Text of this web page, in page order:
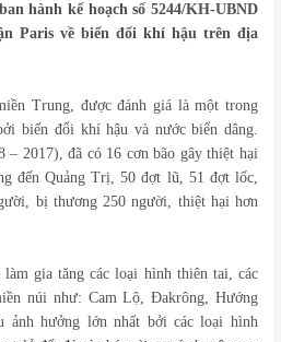
hành kế hoạch số 5244/KH-UBND
Paris về biển đổi khí hậu trên địa
Trung, được đánh giá là một trong
biến đổi khí hậu và nước biển dâng.
– 2017), đã có 16 cơn bão gây thiệt hại
đến Quảng Trị, 50 đợt lũ, 51 đợt lốc,
bị thương 250 người, thiệt hại hơn
gia tăng các loại hình thiên tai, các
núi như: Cam Lộ, Đakrông, Hướng
ảnh hưởng lớn nhất bởi các loại hình